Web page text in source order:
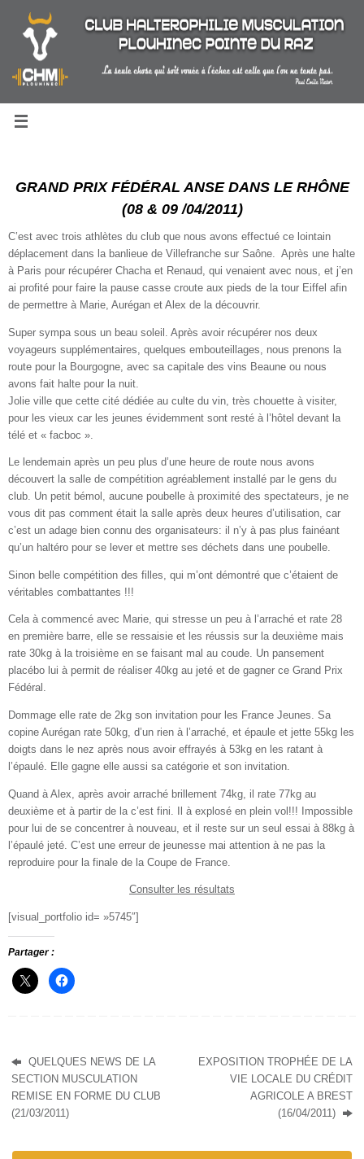
contenu
GRAND PRIX FÉDÉRAL ANSE DANS LE RHÔNE
(08 & 09 /04/2011)
C’est avec trois athlètes du club que nous avons effectué ce lointain
déplacement dans la banlieue de Villefranche sur Saône. Après une halte
à Paris pour récupérer Chacha et Renaud, qui venaient avec nous, et j’en
ai profité pour faire la pause casse croute aux pieds de la tour Eiffel afin
de permettre à Marie, Aurégan et Alex de la découvrir.
Super sympa sous un beau soleil. Après avoir récupérer nos deux
voyageurs supplémentaires, quelques embouteillages, nous prenons la
route pour la Bourgogne, avec sa capitale des vins Beaune ou nous
avons fait halte pour la nuit.
Jolie ville que cette cité dédiée au culte du vin, très chouette à visiter,
pour les vieux car les jeunes évidemment sont resté à l’hôtel devant la
télé et « facboc ».
Le lendemain après un peu plus d’une heure de route nous avons
découvert la salle de compétition agréablement installé par le gens du
club. Un petit bémol, aucune poubelle à proximité des spectateurs, je ne
vous dit pas comment était la salle après deux heures d’utilisation, car
c’est un adage bien connu des organisateurs: il n’y à pas plus fainéant
qu’un haltéro pour se lever et mettre ses déchets dans une poubelle.
Sinon belle compétition des filles, qui m’ont démontré que c’étaient de
véritables combattantes !!!
Cela à commencé avec Marie, qui stresse un peu à l’arraché et rate 28
en première barre, elle se ressaisie et les réussis sur la deuxième mais
rate 30kg à la troisième en se faisant mal au coude. Un pansement
placébo lui à permit de réaliser 40kg au jeté et de gagner ce Grand Prix
Fédéral.
Dommage elle rate de 2kg son invitation pour les France Jeunes. Sa
copine Aurégan rate 50kg, d’un rien à l’arraché, et épaule et jette 55kg les
doigts dans le nez après nous avoir effrayés à 53kg en les ratant à
l’épaulé. Elle gagne elle aussi sa catégorie et son invitation.
Quand à Alex, après avoir arraché brillement 74kg, il rate 77kg au
deuxième et à partir de la c’est fini. Il à explosé en plein vol!!! Impossible
pour lui de se concentrer à nouveau, et il reste sur un seul essai à 88kg à
l’épaulé jeté. C’est une erreur de jeunesse mai attention à ne pas la
reproduire pour la finale de la Coupe de France.
Consulter les résultats
[visual_portfolio id= »5745″]
Partager :
QUELQUES NEWS DE LA
SECTION MUSCULATION
REMISE EN FORME DU CLUB
(21/03/2011)
EXPOSITION TROPHÉE DE LA
VIE LOCALE DU CRÉDIT
AGRICOLE A BREST
(16/04/2011)